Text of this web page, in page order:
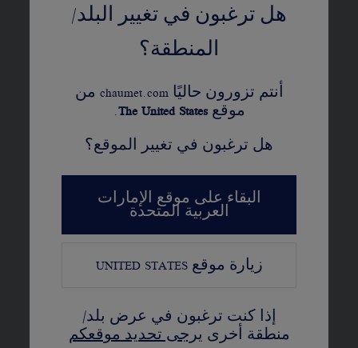
هل ترغبون في تغيير البلد/
المنطقة؟
أنتم تزورون حاليًا chaumet.com من
موقع TheUnited States
.
هل ترغبون في تغيير الموقع؟
البقاء على موقع الإمارات
العربية المتحدة
زيارة موقعUNITED STATES
إذا كنت ترغبون في عرض بلد/
منطقة أخرى يرجى تحديد موقعكم
لترسيخ تقاليد شوميه العريقة